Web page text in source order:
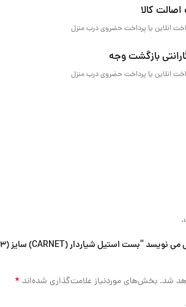
کالا
انلاین یا پرداخت حضروی درب منزل
انلاین یا پرداخت حضروی درب منزل
شد. بخش‌های موردنیاز علامت‌گذاری شده‌اند *